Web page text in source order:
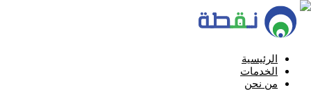
الرئيسية
الخدمات
من نحن